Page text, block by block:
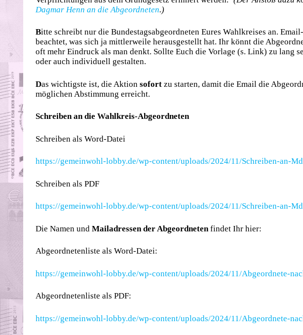
Dagmar Henn an die Abgeordneten.)
Bitte schreibt nur die Bundestagsabgeordneten Eures Wahlkreises an.
beachtet, was sich ja mittlerweile herausgestellt hat. Ihr könnt die
oft mehr Eindruck als man denkt. Sollte Euch die Vorlage (s. Link) zu lang
oder auch individuell gestalten.
Das wichtigste ist, die Aktion sofort zu starten, damit die Email die
möglichen Abstimmung erreicht.
Schreiben an die Wahlkreis-Abgeordneten
Schreiben als Word-Datei
https://gemeinwohl-lobby.de/wp-content/uploads/2024/11/Schreiben-an-
Schreiben als PDF
https://gemeinwohl-lobby.de/wp-content/uploads/2024/11/Schreiben-an-
Die Namen und Mailadressen der Abgeordnetenfindet Ihr hier:
Abgeordnetenliste als Word-Datei:
https://gemeinwohl-lobby.de/wp-content/uploads/2024/11/Abgeordnete-
Abgeordnetenliste als PDF:
https://gemeinwohl-lobby.de/wp-content/uploads/2024/11/Abgeordnete-